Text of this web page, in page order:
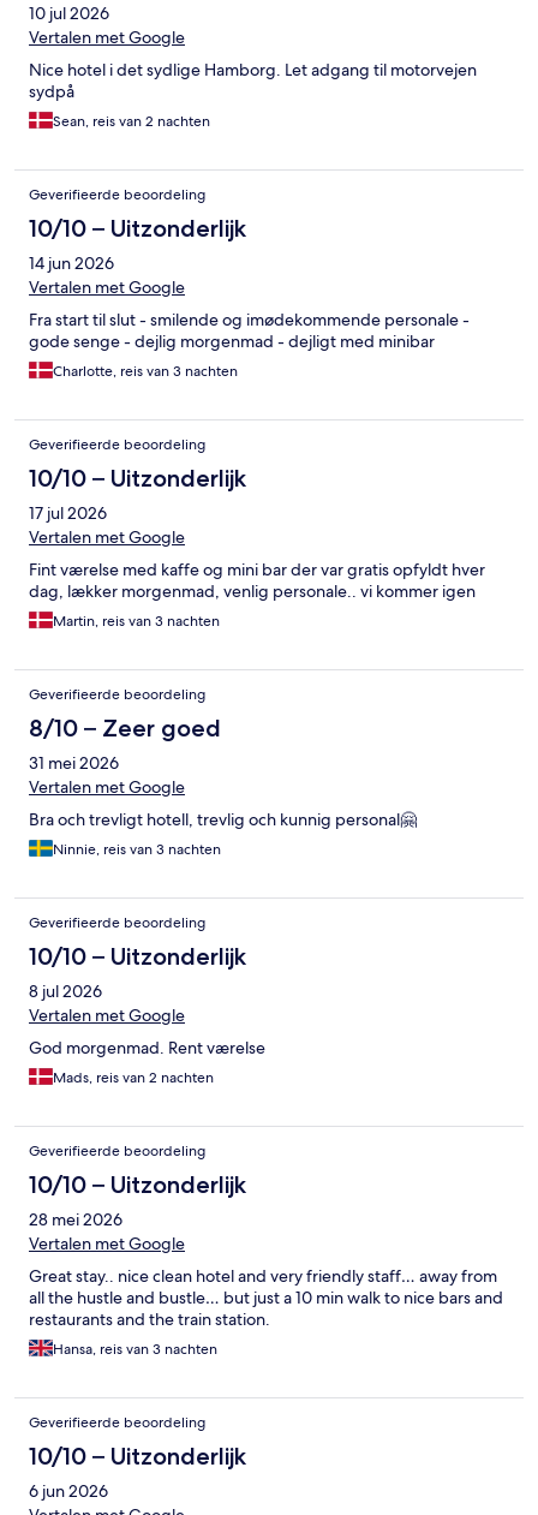
10 jul 2026
Vertalen met Google
Nice hotel i det sydlige Hamborg. Let adgang til motorvejen
sydpå
Sean, reis van 2 nachten
Geverifieerde beoordeling
10/10 – Uitzonderlijk
14 jun 2026
Vertalen met Google
Fra start til slut - smilende og imødekommende personale -
gode senge - dejlig morgenmad - dejligt med minibar
Charlotte, reis van 3 nachten
Geverifieerde beoordeling
10/10 – Uitzonderlijk
17 jul 2026
Vertalen met Google
Fint værelse med kaffe og mini bar der var gratis opfyldt hver
dag, lækker morgenmad, venlig personale.. vi kommer igen
Martin, reis van 3 nachten
Geverifieerde beoordeling
8/10 – Zeer goed
31 mei 2026
Vertalen met Google
Bra och trevligt hotell, trevlig och kunnig personal🤗
Ninnie, reis van 3 nachten
Geverifieerde beoordeling
10/10 – Uitzonderlijk
8 jul 2026
Vertalen met Google
God morgenmad. Rent værelse
Mads, reis van 2 nachten
Geverifieerde beoordeling
10/10 – Uitzonderlijk
28 mei 2026
Vertalen met Google
Great stay.. nice clean hotel and very friendly staff… away from
all the hustle and bustle… but just a 10 min walk to nice bars and
restaurants and the train station.
Hansa, reis van 3 nachten
Geverifieerde beoordeling
10/10 – Uitzonderlijk
6 jun 2026